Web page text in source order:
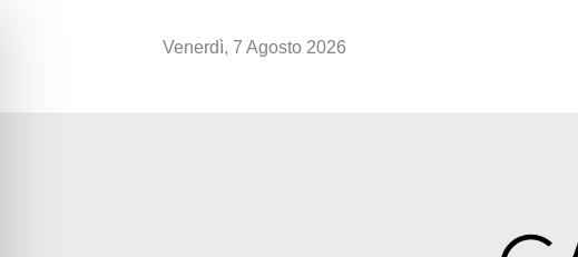
Venerdì, 7 Agosto 2026